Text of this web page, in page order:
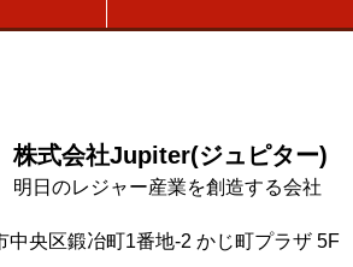
株式会社Jupiter(ジュピター)
明日のレジャー産業を創造する会社
中央区鍛冶町1番地-2 かじ町プラザ 5F